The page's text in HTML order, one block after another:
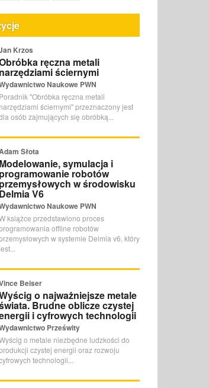
Krzos
ręczna metali
narzędziami ściernymi
Naukowe PWN
Poradnik "Obróbka ręczna metali
narzędziami ściernymi" przeznaczony jest
osób zajmujących się obróbką...
Słota
Modelowanie, symulacja i
programowanie robotów
przemysłowych w środowisku
Delmia V6
Naukowe PWN
książce przedstawiono proces
offline robotów
w systemie Delmia v6, który
Beiser
o najważniejsze metale
Brudne oblicze czystej
i cyfrowych technologii
Prześwity
o metale niezbędne ludzkości do
czystej energii oraz rozwoju
technologii...